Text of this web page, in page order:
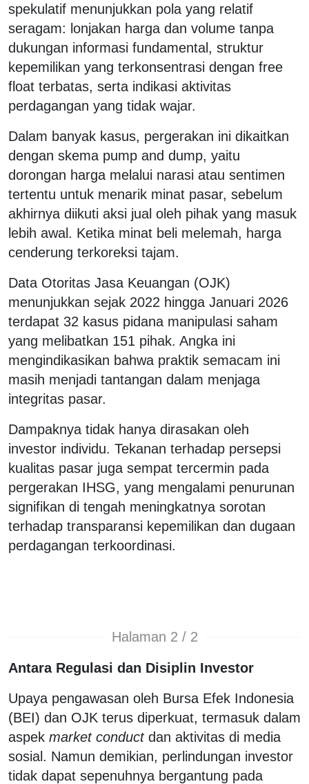
spekulatif menunjukkan pola yang relatif
seragam: lonjakan harga dan volume tanpa
dukungan informasi fundamental, struktur
kepemilikan yang terkonsentrasi dengan free
float terbatas, serta indikasi aktivitas
perdagangan yang tidak wajar.
Dalam banyak kasus, pergerakan ini dikaitkan
dengan skema pump and dump, yaitu
dorongan harga melalui narasi atau sentimen
tertentu untuk menarik minat pasar, sebelum
akhirnya diikuti aksi jual oleh pihak yang masuk
lebih awal. Ketika minat beli melemah, harga
cenderung terkoreksi tajam.
Data Otoritas Jasa Keuangan (OJK)
menunjukkan sejak 2022 hingga Januari 2026
terdapat 32 kasus pidana manipulasi saham
yang melibatkan 151 pihak. Angka ini
mengindikasikan bahwa praktik semacam ini
masih menjadi tantangan dalam menjaga
integritas pasar.
Dampaknya tidak hanya dirasakan oleh
investor individu. Tekanan terhadap persepsi
kualitas pasar juga sempat tercermin pada
pergerakan IHSG, yang mengalami penurunan
signifikan di tengah meningkatnya sorotan
terhadap transparansi kepemilikan dan dugaan
perdagangan terkoordinasi.
Halaman 2 / 2
Antara Regulasi dan Disiplin Investor
Upaya pengawasan oleh Bursa Efek Indonesia
(BEI) dan OJK terus diperkuat, termasuk dalam
aspek market conductdan aktivitas di media
sosial. Namun demikian, perlindungan investor
tidak dapat sepenuhnya bergantung pada